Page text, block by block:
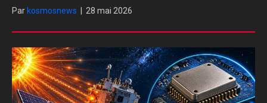
Par kosmosnews 28 mai 2026